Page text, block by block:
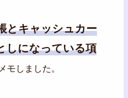
とキャッシュカー
しになっている項
モしました。